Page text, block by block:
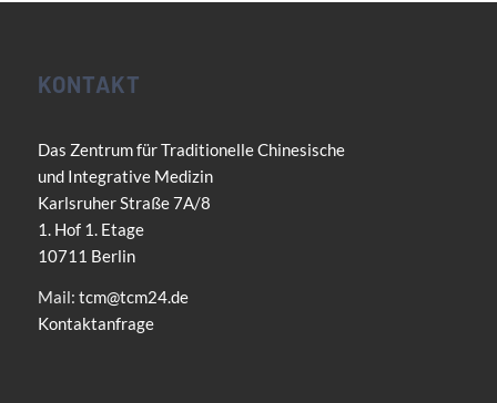
KONTAKT
Das Zentrum für Traditionelle Chinesische
und Integrative Medizin
Karlsruher Straße 7A/8
1. Hof 1. Etage
10711 Berlin
Mail: tcm@tcm24.de
Kontaktanfrage